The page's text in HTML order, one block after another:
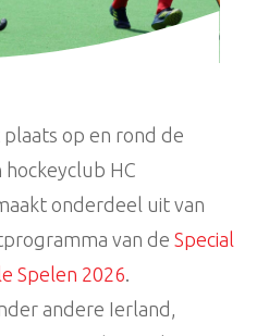
op en rond de
hockeyclub HC
onderdeel uit van
van de Special
Spelen 2026
andere Ierland,